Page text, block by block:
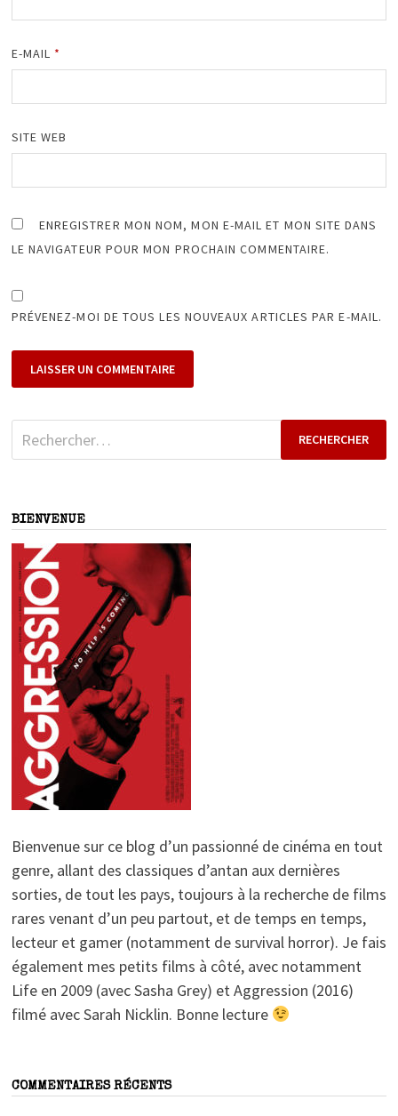
E-MAIL *
SITE WEB
ENREGISTRER MON NOM, MON E-MAIL ET MON SITE DANS
LE NAVIGATEUR POUR MON PROCHAIN COMMENTAIRE.
PRÉVENEZ-MOI DE TOUS LES NOUVEAUX ARTICLES PAR E-MAIL.
Rechercher :
BIENVENUE
Bienvenue sur ce blog d’un passionné de cinéma en tout
genre, allant des classiques d’antan aux dernières
sorties, de tout les pays, toujours à la recherche de films
rares venant d’un peu partout, et de temps en temps,
lecteur et gamer (notamment de survival horror). Je fais
également mes petits films à côté, avec notamment
Life en 2009 (avec Sasha Grey) et Aggression (2016)
filmé avec Sarah Nicklin. Bonne lecture
COMMENTAIRES RÉCENTS